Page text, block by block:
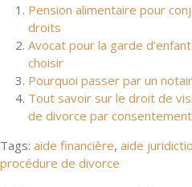
Pension alimentaire pour
droits
Avocat pour la garde
choisir
Pourquoi passer par un
Tout savoir sur le droit de
de divorce par
Tags: aide financière, aide
procédure de divorce